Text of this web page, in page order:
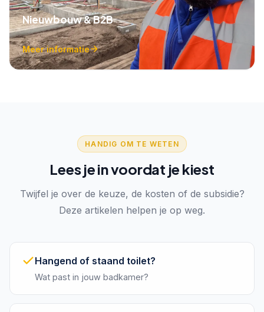
Nieuwbouw & B2B
Meer informatie
HANDIG OM TE WETEN
Lees je in voordat je kiest
Twijfel je over de keuze, de kosten of de subsidie?
Deze artikelen helpen je op weg.
Hangend of staand toilet?
Wat past in jouw badkamer?